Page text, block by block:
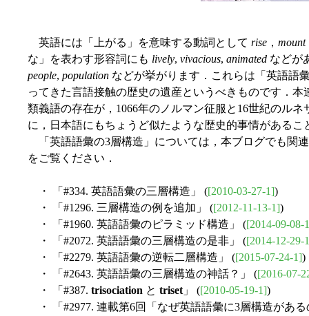
英語には「上がる」を意味する動詞として rise ， mount
な」を表わす形容詞にも lively, vivacious, animated などが
people, population などが挙がります．これらは「英語語
ってきた言語接触の歴史の遺産というべきものです．
類義語の存在が，1066年のノルマン征服と16世紀のル
に，日本語にもちょうど似たような歴史的事情があるこ
「英語語彙の3層構造」については，本ブログでも関
をご覧ください．
・ 「#334. 英語語彙の三層構造」 ([2010-03-27-1])
・ 「#1296. 三層構造の例を追加」 ([2012-11-13-1])
・ 「#1960. 英語語彙のピラミッド構造」 ([2014-09-08-
・ 「#2072. 英語語彙の三層構造の是非」 ([2014-12-29-
・ 「#2279. 英語語彙の逆転二層構造」 ([2015-07-24-1])
・ 「#2643. 英語語彙の三層構造の神話？」 ([2016-07-
・ 「#387. trisociation と triset 」 ([2010-05-19-1])
・ 「#2977. 連載第6回「なぜ英語語彙に3層構造があ